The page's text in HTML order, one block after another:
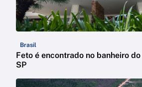
Brasil
Feto é encontrado no banheiro
SP